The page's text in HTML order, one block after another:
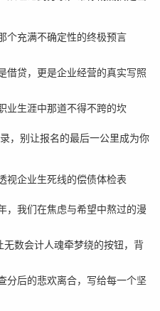
：
账套，比很多企业CFO一辈
手段，能写出一本《防骗指
能随着你的年龄增长被“性价
市场,却是无价之宝。
所那棵树吊死，你的优势在
的深刻理解，去拟上市公司
磕更有前途。
家准备IPO的制造业企业做
所稍微低了一点，但不用天
懂审计流程，帮公司解决了
板对他非常倚重。
个充满不确定性的终极预言
借贷，更是企业经营的真实写照
业生涯中那道不得不跨的坎
，别让报名的最后一公里成为你
视企业生死线的偿债体检表
，我们在焦虑与希望中熬过的漫
数会计人魂牵梦绕的按钮，背
分后的悲欢离合，写给每一个坚